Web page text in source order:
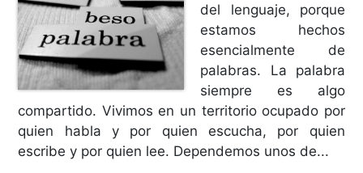
del lenguaje, porque
estamos hechos
esencialmente de
palabras. La palabra
siempre es algo
compartido. Vivimos en un territorio ocupado por
quien habla y por quien escucha, por quien
escribe y por quien lee. Dependemos unos de...